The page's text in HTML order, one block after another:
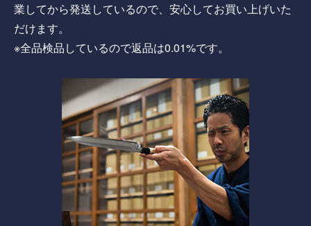
業してから発送しているので、安心してお買い上げいた
だけます。
※全品検品しているので返品は0.01%です。